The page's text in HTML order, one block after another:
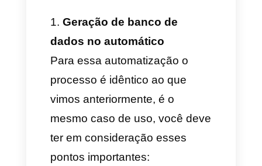
conta do Google, selecionar a
planilha onde queremos colocar
os valores recolhidos,
selecionar o número da
(neste caso, inserir linha) e a
posição, que será a primeira